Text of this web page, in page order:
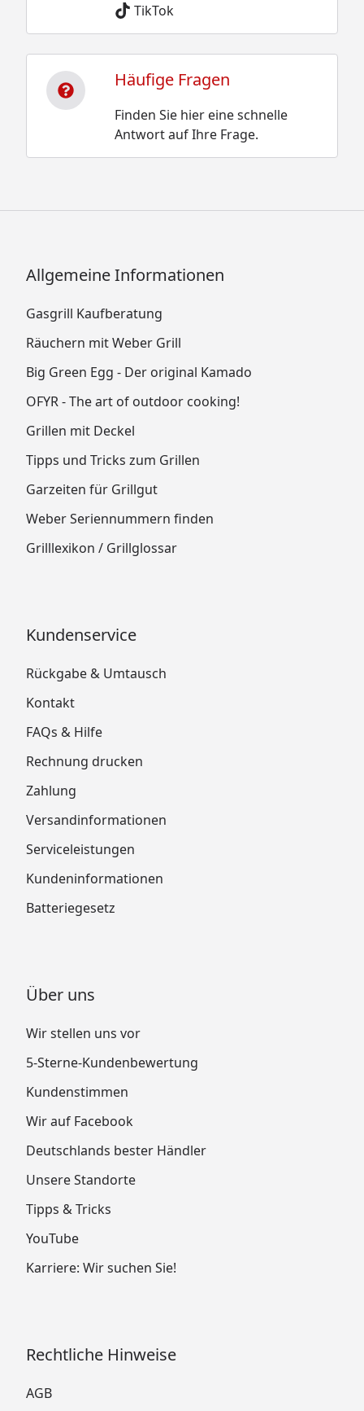
TikTok
Häufige Fragen
Finden Sie hier eine schnelle
Antwort auf Ihre Frage.
Allgemeine Informationen
Gasgrill Kaufberatung
Räuchern mit Weber Grill
Big Green Egg - Der original Kamado
OFYR - The art of outdoor cooking!
Grillen mit Deckel
Tipps und Tricks zum Grillen
Garzeiten für Grillgut
Weber Seriennummern finden
Grilllexikon / Grillglossar
Kundenservice
Rückgabe & Umtausch
Kontakt
FAQs & Hilfe
Rechnung drucken
Zahlung
Versandinformationen
Serviceleistungen
Kundeninformationen
Batteriegesetz
Über uns
Wir stellen uns vor
5-Sterne-Kundenbewertung
Kundenstimmen
Wir auf Facebook
Deutschlands bester Händler
Unsere Standorte
Tipps & Tricks
YouTube
Karriere: Wir suchen Sie!
Rechtliche Hinweise
AGB